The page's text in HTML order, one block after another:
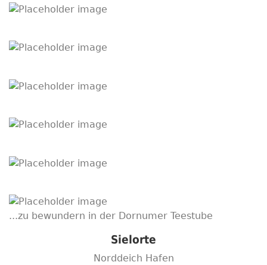
...zu bewundern in der Dornumer Teestube
Sielorte
Norddeich Hafen